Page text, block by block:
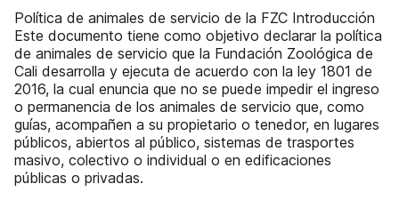
Política de animales de servicio de la FZC Introducción
Este documento tiene como objetivo declarar la política
de animales de servicio que la Fundación Zoológica de
Cali desarrolla y ejecuta de acuerdo con la ley 1801 de
2016, la cual enuncia que no se puede impedir el ingreso
o permanencia de los animales de servicio que, como
guías, acompañen a su propietario o tenedor, en lugares
públicos, abiertos al público, sistemas de trasportes
masivo, colectivo o individual o en edificaciones
públicas o privadas.